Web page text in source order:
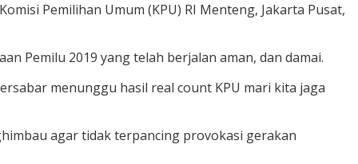
Pemilihan Umum (KPU) RI Menteng, Jakarta Pusat,
Pemilu 2019 yang telah berjalan aman, dan damai.
menunggu hasil real count KPU mari kita jaga
agar tidak terpancing provokasi gerakan